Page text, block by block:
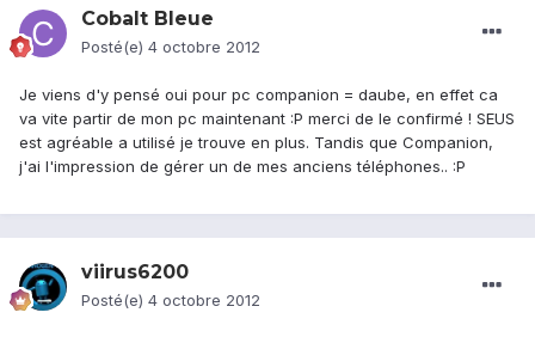
Cobalt Bleue
Posté(e) 4 octobre 2012
Je viens d'y pensé oui pour pc companion = daube, en effet ca
va vite partir de mon pc maintenant :P merci de le confirmé ! SEUS
est agréable a utilisé je trouve en plus. Tandis que Companion,
j'ai l'impression de gérer un de mes anciens téléphones.. :P
viirus6200
Posté(e) 4 octobre 2012